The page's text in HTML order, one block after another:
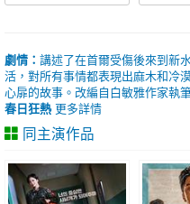
劇情： 講述了在首爾受傷後來到新
活，對所有事情都表現出麻木和冷
心扉的故事。改編自白敏雅作家執
春日狂熱更多詳情
同主演作品